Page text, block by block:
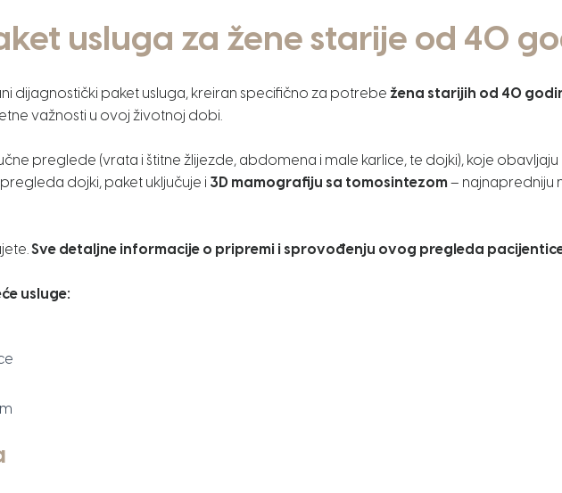
usluga za žene starije od 40
dijagnostički paket usluga, kreiran specifično za potrebe žena starijih od 40
važnosti u ovoj životnoj dobi.
preglede (vrata i štitne žlijezde, abdomena i male karlice, te dojki), koje obavljaju
dojki, paket uključuje i 3D mamografiju sa tomosintezom – najnapredniju
Sve detaljne informacije o pripremi i sprovođenju ovog pregleda
usluge: